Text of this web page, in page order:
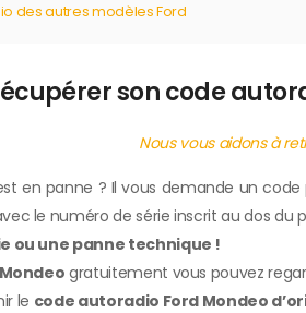
des autres modèles Ford
son code
Nous vous aidons à
en panne ? Il vous demande un code
le numéro de série inscrit au dos du
ou une panne technique !
gratuitement vous pouvez
le code autoradio Ford Mondeo